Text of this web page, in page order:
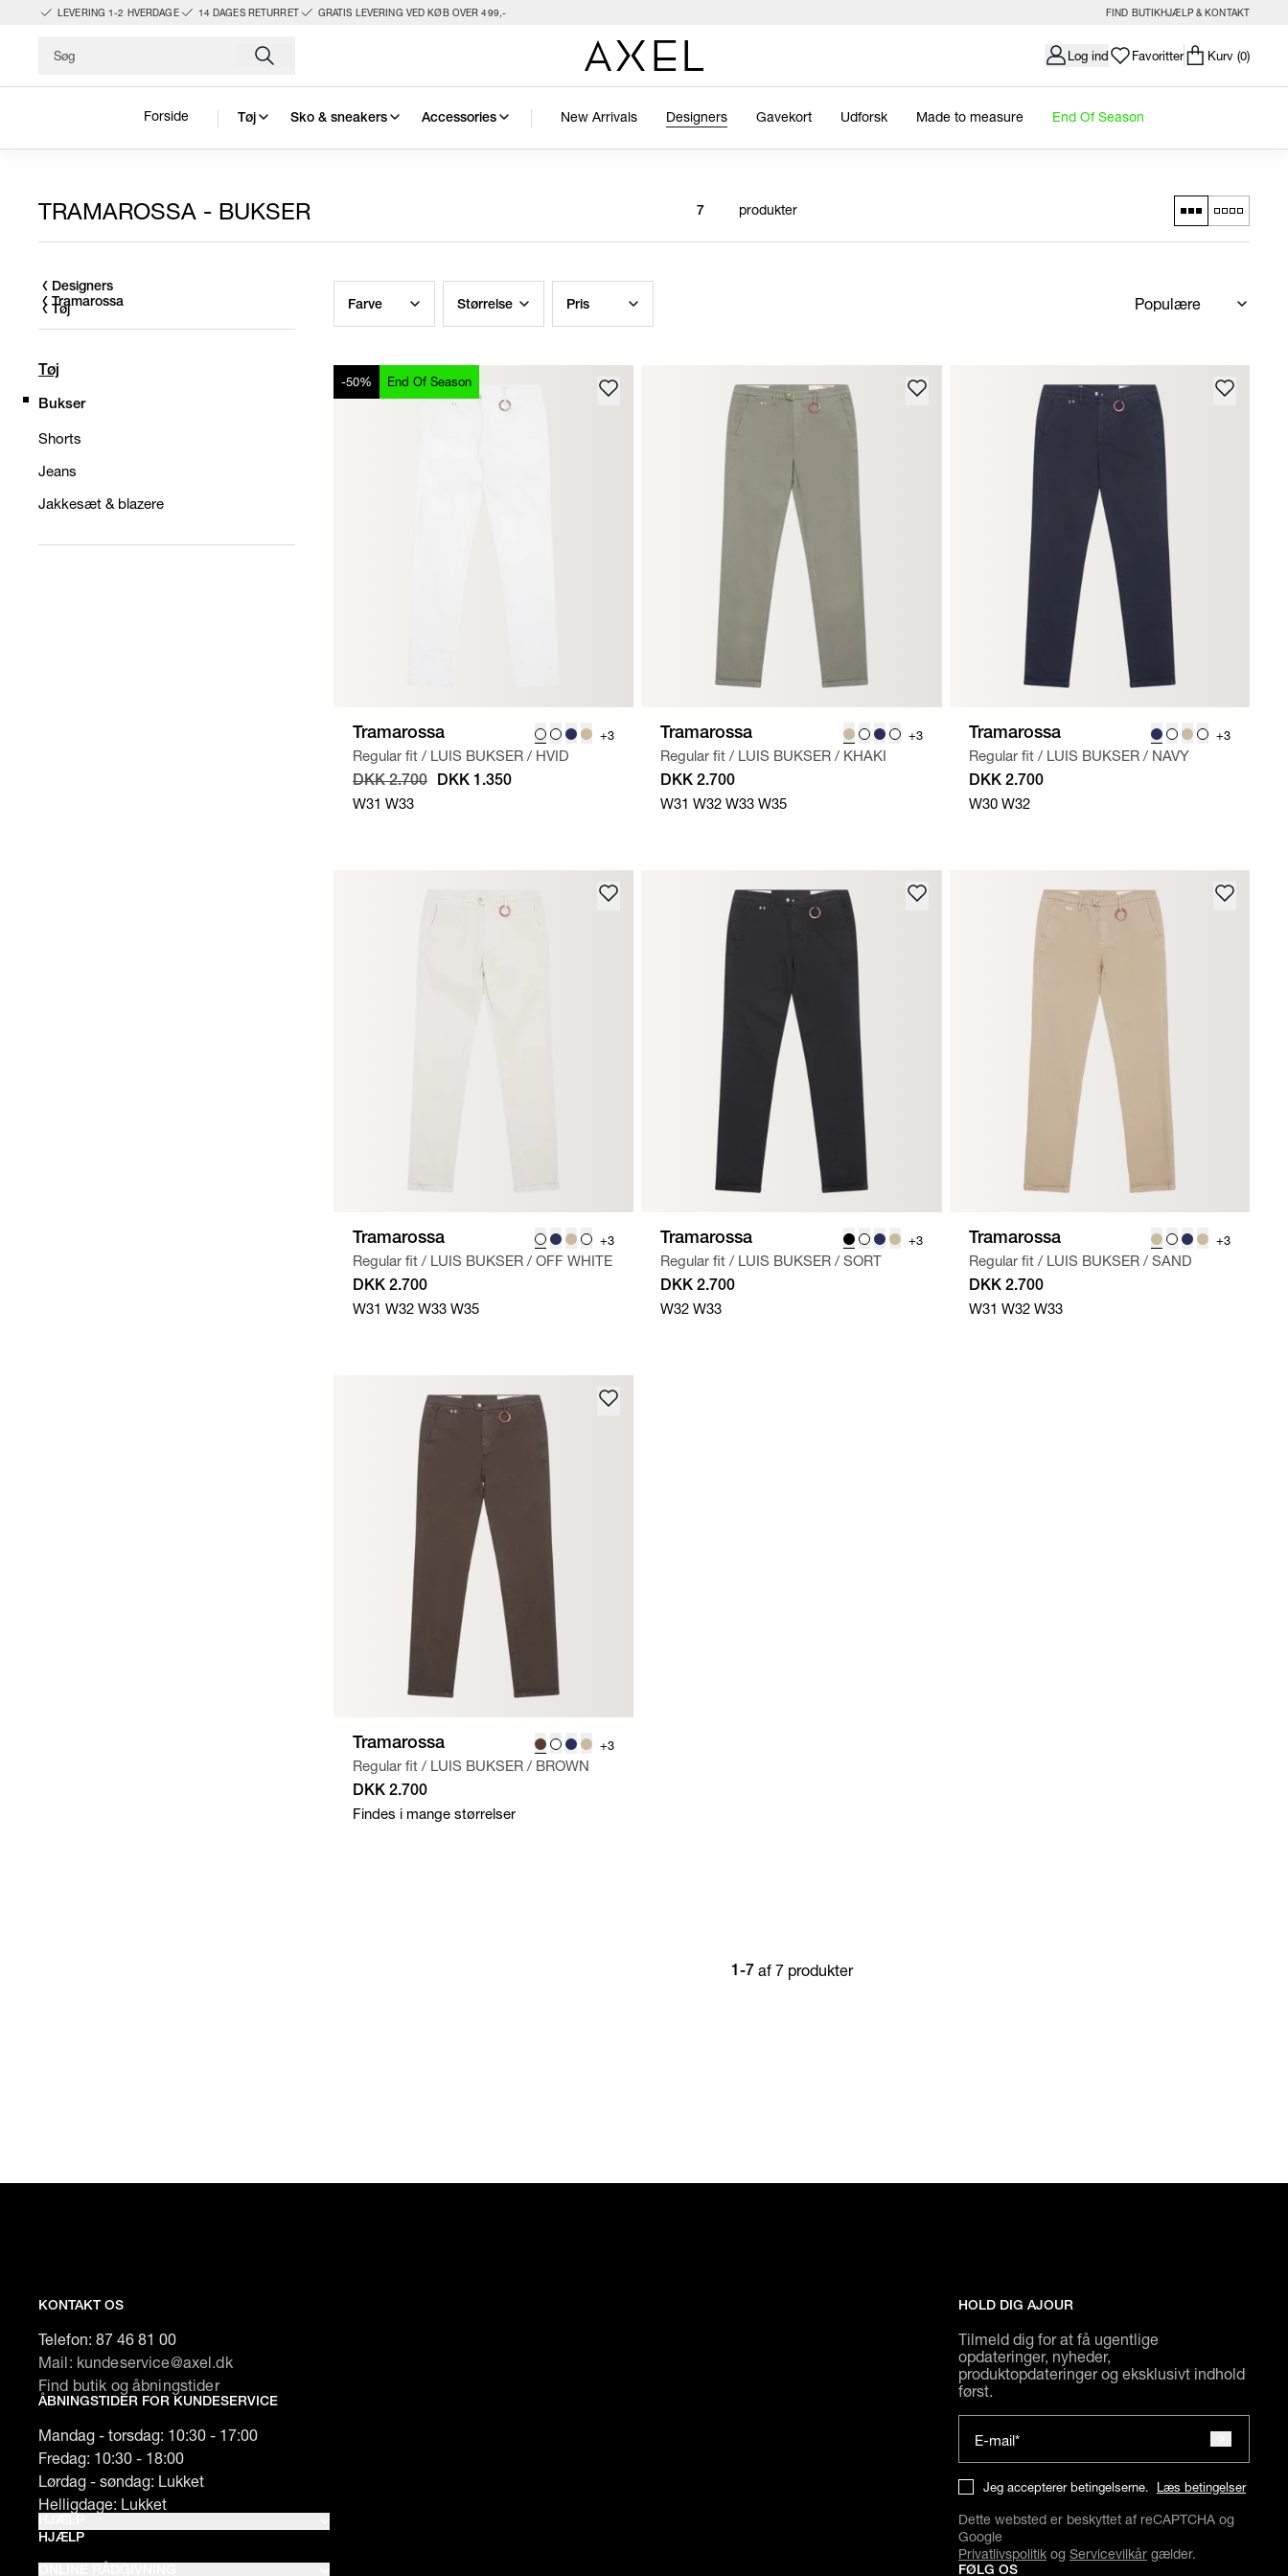
LEVERING 1-2 HVERDAGE 14 DAGES RETURRET GRATIS LEVERING VED KØB OVER 499,- FIND BUTIKHJÆLP & KONTAKT
Log ind Favoritter Kurv (0)
Forside Tøj Sko & sneakers Accessories New Arrivals Designers Gavekort Udforsk Made to measure End Of Season
TRAMAROSSA - BUKSER 7 produkter
Designers
Tramarossa
Tøj
Tøj
Bukser
Shorts
Jeans
Jakkesæt & blazere
Farve Størrelse Pris
-50% End Of Season
Tramarossa +3
Regular fit / LUIS BUKSER / HVID
DKK 2.700 DKK 1.350
W31 W33
Tramarossa +3
Regular fit / LUIS BUKSER / KHAKI
DKK 2.700
W31 W32 W33 W35
Tramarossa +3
Regular fit / LUIS BUKSER / NAVY
DKK 2.700
W30 W32
Tramarossa +3
Regular fit / LUIS BUKSER / OFF WHITE
DKK 2.700
W31 W32 W33 W35
Tramarossa +3
Regular fit / LUIS BUKSER / SORT
DKK 2.700
W32 W33
Tramarossa +3
Regular fit / LUIS BUKSER / SAND
DKK 2.700
W31 W32 W33
Tramarossa +3
Regular fit / LUIS BUKSER / BROWN
DKK 2.700
Findes i mange størrelser
1-7 af 7 produkter
KONTAKT OS
Telefon: 87 46 81 00
Mail: kundeservice@axel.dk
Find butik og åbningstider
ÅBNINGSTIDER FOR KUNDESERVICE
Mandag - torsdag: 10:30 - 17:00
Fredag: 10:30 - 18:00
Lørdag - søndag: Lukket
Helligdage: Lukket
HJÆLP
FØLG OS
HOLD DIG AJOUR
Tilmeld dig for at få ugentlige
opdateringer, nyheder,
produktopdateringer og eksklusivt indhold
først.
E-mail*
Jeg accepterer betingelserne. Læs betingelser
Dette websted er beskyttet af reCAPTCHA og
Google
Privatlivspolitik og Servicevilkår gælder.